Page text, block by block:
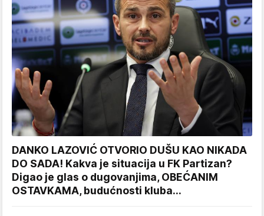
DANKO LAZOVIĆ OTVORIO DUŠU KAO NIKADA
DO SADA! Kakva je situacija u FK Partizan?
Digao je glas o dugovanjima, OBEĆANIM
OSTAVKAMA, budućnosti kluba...